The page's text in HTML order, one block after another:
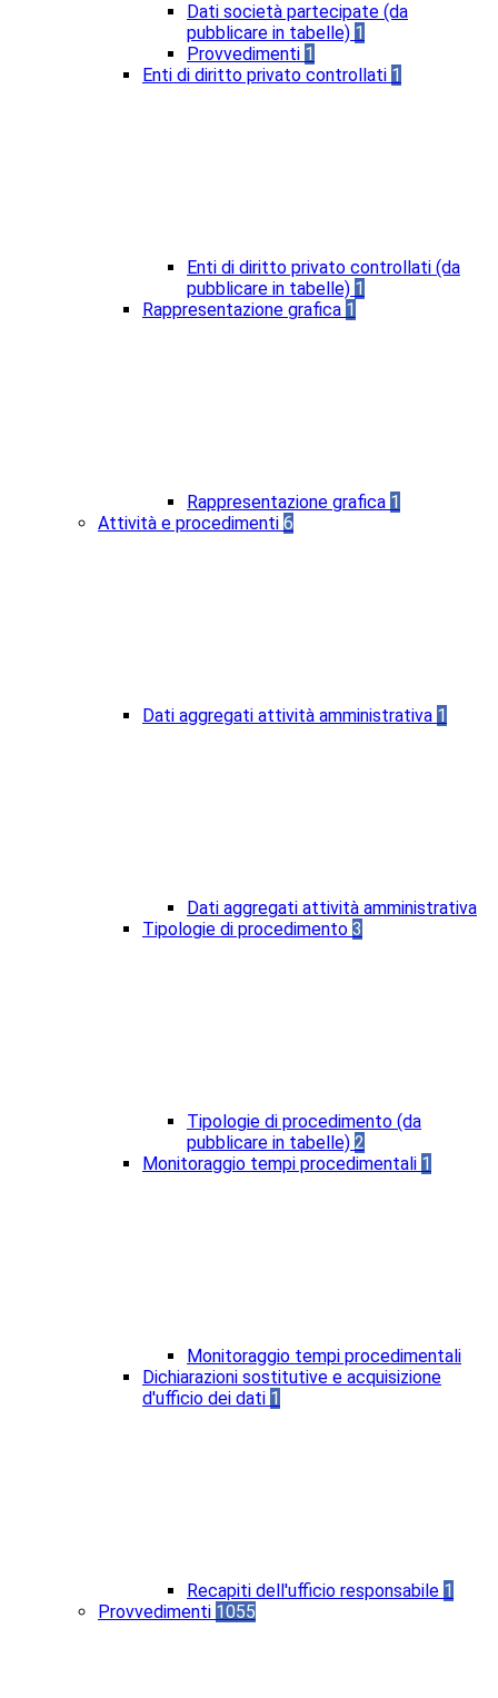
Dati società partecipate (da
pubblicare in tabelle) 1
Provvedimenti 1
Enti di diritto privato controllati 1
Enti di diritto privato controllati (da
pubblicare in tabelle) 1
Rappresentazione grafica 1
Rappresentazione grafica 1
Attività e procedimenti 6
Dati aggregati attività amministrativa 1
Dati aggregati attività amministrativa
Tipologie di procedimento 3
Tipologie di procedimento (da
pubblicare in tabelle) 2
Monitoraggio tempi procedimentali 1
Monitoraggio tempi procedimentali
Dichiarazioni sostitutive e acquisizione
d'ufficio dei dati 1
Recapiti dell'ufficio responsabile 1
Provvedimenti 1055